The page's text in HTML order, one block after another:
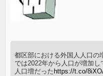
都区部における外国人人口の
では2022年から人口が増加
人口増だった https://t.co/